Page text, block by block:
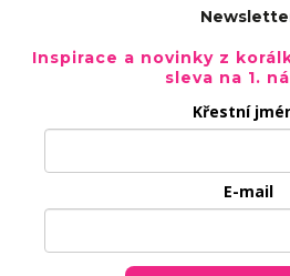
Inspirace a novinky z
sleva na 1.
Křestní
E-mail